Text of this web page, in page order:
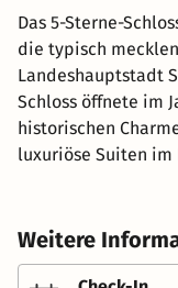
Das 5-Sterne-
die typisch
Landeshauptstadt
Schloss öffnete im
historischen Charme
luxuriöse Suiten im
Gäste im Schloss
denn Individualität
besonderen Charakter
Weitere